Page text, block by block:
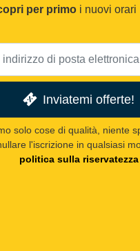
per primo i nuovi orari
Inviatemi offerte!
solo cose di qualità, niente
l'iscrizione in qualsiasi
politica sulla riservatezza